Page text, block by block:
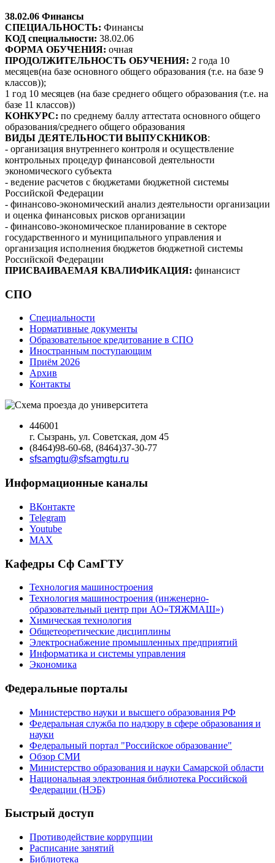
38.02.06 Финансы
СПЕЦИАЛЬНОСТЬ: Финансы
КОД специальности: 38.02.06
ФОРМА ОБУЧЕНИЯ: очная
ПРОДОЛЖИТЕЛЬНОСТЬ ОБУЧЕНИЯ: 2 года 10
месяцев(на базе основного общего образования (т.е. на базе 9
классов));
1 год 10 месяцев (на базе среднего общего образования (т.е. на
базе 11 классов))
КОНКУРС: по среднему баллу аттестата основного общего
образования/среднего общего образования
ВИДЫ ДЕЯТЕЛЬНОСТИ ВЫПУСКНИКОВ:
- организация внутреннего контроля и осуществление
контрольных процедур финансовой деятельности
экономического субъекта
- ведение расчетов с бюджетами бюджетной системы
Российской Федерации
- финансово-экономический анализ деятельности организации
и оценка финансовых рисков организации
- финансово-экономическое планирование в секторе
государственного и муниципального управления и
организация исполнения бюджетов бюджетной системы
Российской Федерации
ПРИСВАИВАЕМАЯ КВАЛИФИКАЦИЯ: финансист
СПО
Специальности
Нормативные документы
Образовательное кредитование в СПО
Иностранным поступающим
Приём 2026
Архив
Контакты
446001
г. Сызрань, ул. Советская, дом 45
(8464)98-60-68, (8464)37-30-77
sfsamgtu@sfsamgtu.ru
Информационные каналы
ВКонтакте
Telegram
Youtube
MAX
Кафедры Сф СамГТУ
Технология машиностроения
Технология машиностроения (инженерно-
образовательный центр при АО«ТЯЖМАШ»)
Химическая технология
Общетеоретические дисциплины
Электроснабжение промышленных предприятий
Информатика и системы управления
Экономика
Федеральные порталы
Министерство науки и высшего образования РФ
Федеральная служба по надзору в сфере образования и
науки
Федеральный портал "Российское образование"
Обзор СМИ
Министерство образования и науки Самарской области
Национальная электронная библиотека Российской
Федерации (НЭБ)
Быстрый доступ
Противодействие коррупции
Расписание занятий
Библиотека